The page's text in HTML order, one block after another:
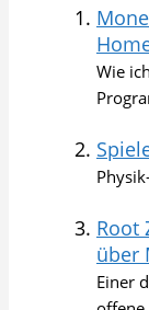
Wie
Root
über
Einer